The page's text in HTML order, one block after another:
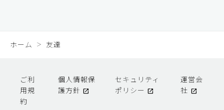
ホーム 友達
ご利
用規
約
個人情報保
護方針
セキュリティ
ポリシー
運営会
社